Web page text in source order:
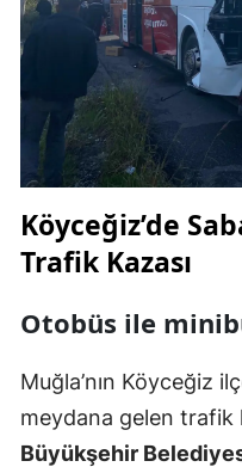
Köyceğiz’de
Trafik Kazası
Otobüs ile
Muğla’nın Köyceğiz
meydana gelen trafik
Büyükşehir